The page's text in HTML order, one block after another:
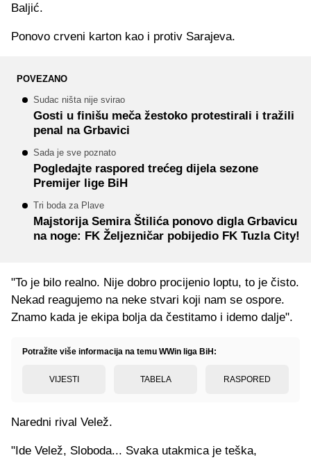
Baljić.
Ponovo crveni karton kao i protiv Sarajeva.
POVEZANO
Sudac ništa nije svirao
Gosti u finišu meča žestoko protestirali i tražili
penal na Grbavici
Sada je sve poznato
Pogledajte raspored trećeg dijela sezone
Premijer lige BiH
Tri boda za Plave
Majstorija Semira Štilića ponovo digla Grbavicu
na noge: FK Željezničar pobijedio FK Tuzla City!
"To je bilo realno. Nije dobro procijenio loptu, to je čisto.
Nekad reagujemo na neke stvari koji nam se ospore.
Znamo kada je ekipa bolja da čestitamo i idemo dalje".
Potražite više informacija na temu WWin liga BiH:
VIJESTI TABELA RASPORED
Naredni rival Velež.
"Ide Velež, Sloboda... Svaka utakmica je teška,